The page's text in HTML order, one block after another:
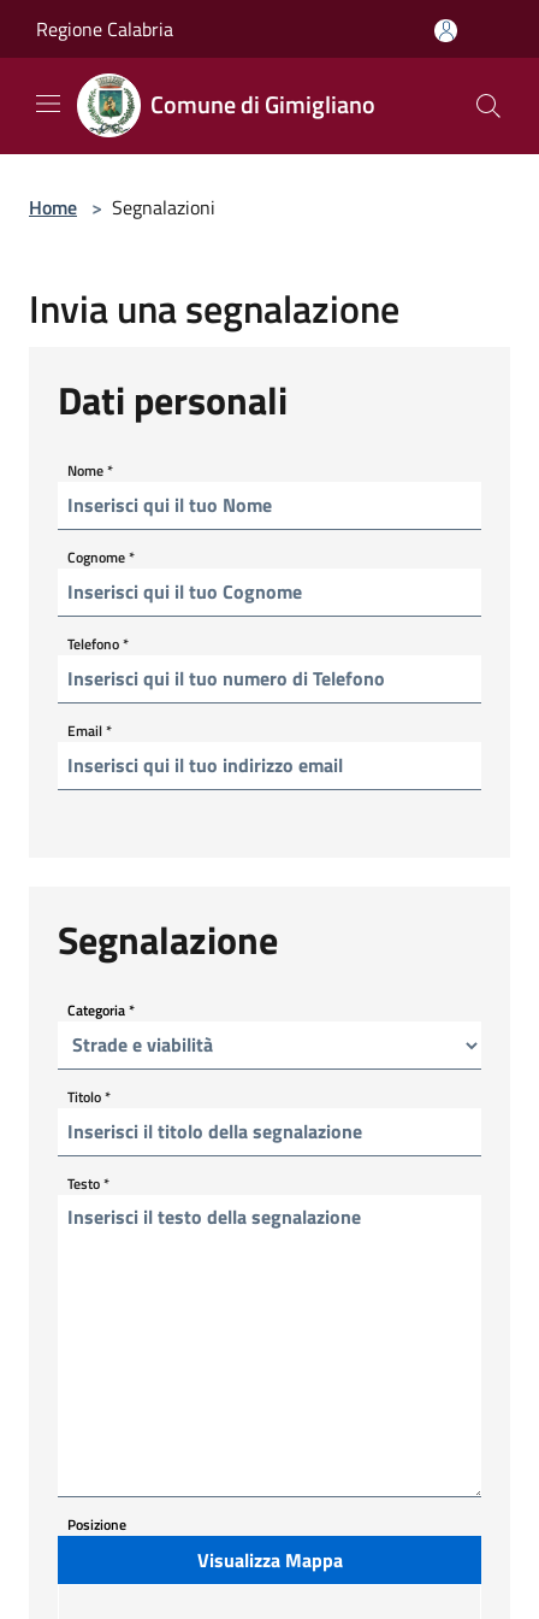
Regione Calabria
Comune di Gimigliano
Home > Segnalazioni
Invia una segnalazione
Dati personali
Nome*
Cognome*
Telefono*
Email*
Segnalazione
Categoria*
Titolo*
Testo*
Posizione
Visualizza Mappa